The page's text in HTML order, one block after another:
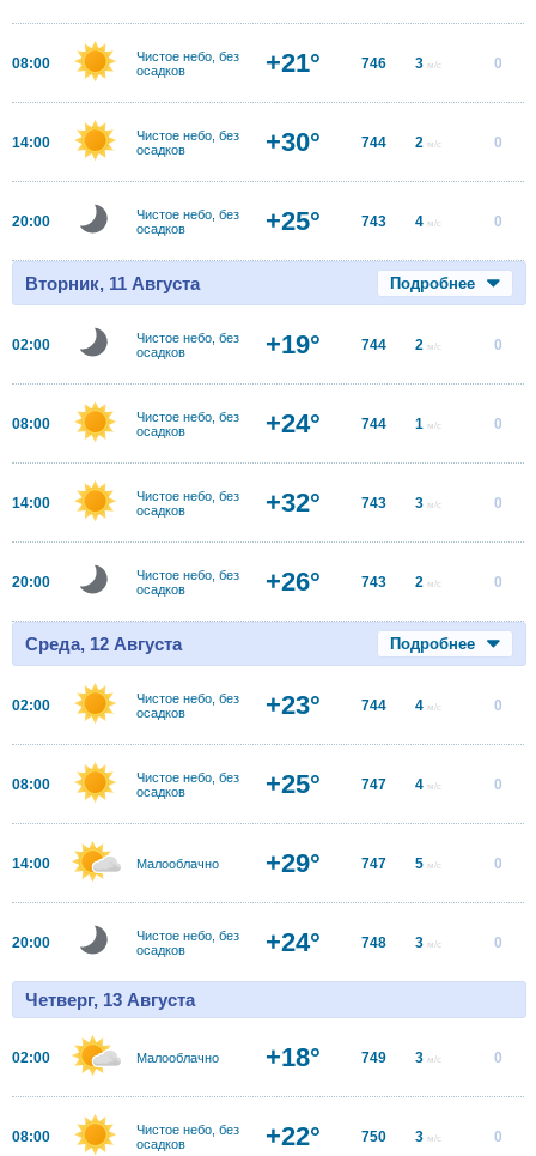
08:00
Чистое небо, без
осадков
+21° 746 3 м/с 0
14:00
Чистое небо, без
осадков
+30° 744 2 м/с 0
20:00
Чистое небо, без
осадков
+25° 743 4 м/с 0
Вторник, 11 Августа Подробнее
02:00
Чистое небо, без
осадков
+19° 744 2 м/с 0
08:00
Чистое небо, без
осадков
+24° 744 1 м/с 0
14:00
Чистое небо, без
осадков
+32° 743 3 м/с 0
20:00
Чистое небо, без
осадков
+26° 743 2 м/с 0
Среда, 12 Августа Подробнее
02:00
Чистое небо, без
осадков
+23° 744 4 м/с 0
08:00
Чистое небо, без
осадков
+25° 747 4 м/с 0
14:00 Малооблачно +29° 747 5 м/с 0
20:00
Чистое небо, без
осадков
+24° 748 3 м/с 0
Четверг, 13 Августа
02:00 Малооблачно +18° 749 3 м/с 0
08:00
Чистое небо, без
осадков
+22° 750 3 м/с 0